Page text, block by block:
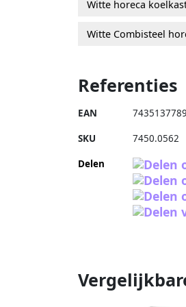
Witte horeca
Witte Combisteel
Referenties
EAN
SKU 7450.0562
Delen